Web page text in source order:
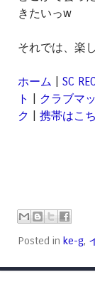
きたいっw
それでは、楽
ホーム SC
ト
クラブマ
ク
携帯はこ
Posted in ke-g,